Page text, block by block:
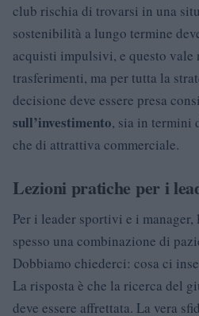
club rischia di trovarsi in una
sostenibilità a lungo termine
acquisti impulsivi, e questo vale
trasferimenti, ma per tutta la
decisione deve essere presa
sull’investimento, sia in termini
che di attrattiva commerciale.
Lezioni pratiche per i
Per i leader sportivi e i manager,
spesso una combinazione di
Dobbiamo chiederci: cosa ci
La risposta è che la ricerca del
deve essere affrettata. La vera